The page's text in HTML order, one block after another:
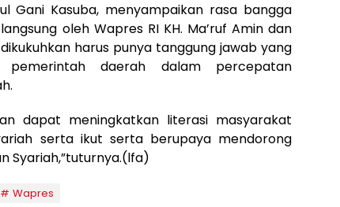
Gani Kasuba, menyampaikan rasa bangga
oleh Wapres RI KH. Ma’ruf Amin dan
harus punya tanggung jawab yang
daerah dalam percepatan
dapat meningkatkan literasi masyarakat
serta ikut serta berupaya mendorong
Syariah,”tuturnya.(lfa)
Wapres